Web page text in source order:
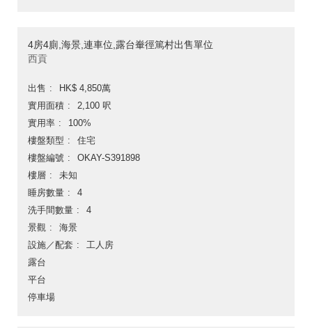
4房4廁,海景,連車位,露台輋徑篤村出售單位
西貢
出售
HK$ 4,850萬
實用面積
2,100 呎
實用率
100%
樓盤類型
住宅
樓盤編號
OKAY-S391898
樓層
未知
睡房數量
4
洗手間數量
4
景觀
海景
設施／配套
工人房
露台
平台
停車場